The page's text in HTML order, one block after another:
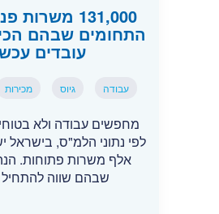
131,000
התחומים שבהם
עובדים
עבודה גיוס מכירות
מחפשים עבודה ולא
אלף משרות פתוחות.
שבהם שווה